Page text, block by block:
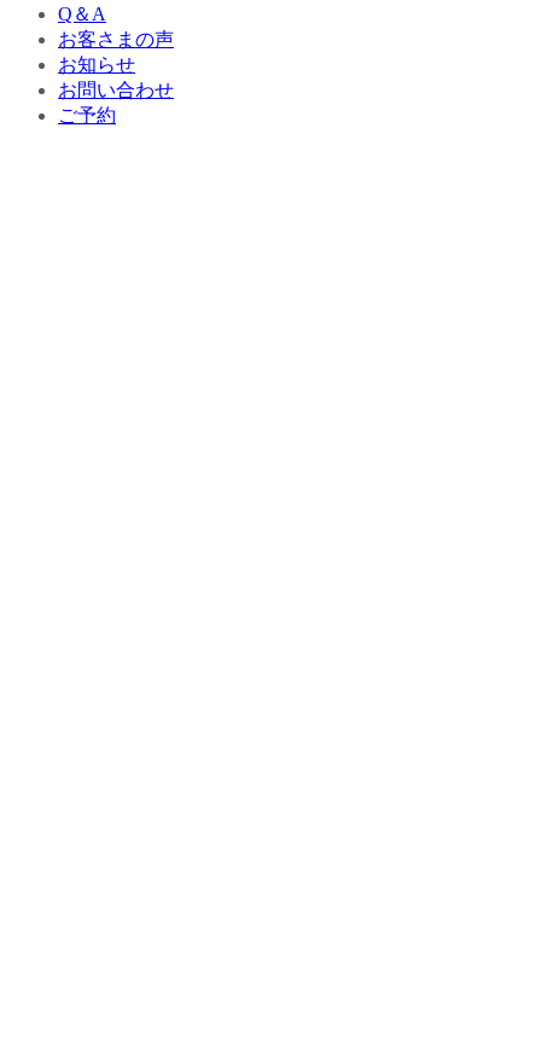
Q＆A
お客さまの声
お知らせ
お問い合わせ
ご予約